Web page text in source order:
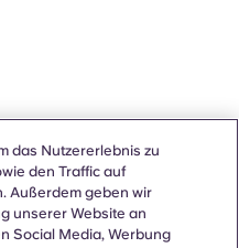
das Nutzererlebnis zu
den Traffic auf
Außerdem geben wir
unserer Website an
Social Media, Werbung